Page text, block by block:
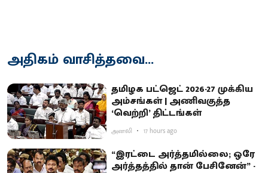
அதிகம் வாசித்தவை...
தமிழக பட்ஜெட் 2026-27 முக்கிய
அம்சங்கள் | அணிவகுத்த
‘வெற்றி’ திட்டங்கள்
அனலி 17 hours ago
“இரட்டை அர்த்தமில்லை; ஒரே
அர்த்தத்தில் தான் பேசினேன்” -